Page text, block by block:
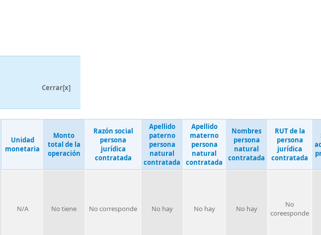
Cerrar[x]
Unidad
monetaria
Monto
total de la
operación
Razón social
persona
jurídica
contratada
Apellido
paterno
persona
natural
contratada
Apellido
materno
persona
natural
contratada
Nombres
persona
natural
contratada
RUT de la
persona
jurídica
contratada
N/A No tiene No corresponde No hay No hay No hay
No
coreesponde